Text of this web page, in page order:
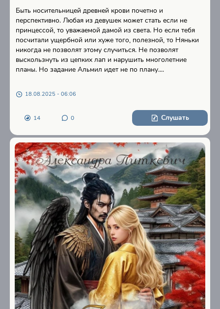
Быть носительницей древней крови почетно и
перспективно. Любая из девушек может стать если не
принцессой, то уважаемой дамой из света. Но если тебя
посчитали ущербной или хуже того, полезной, то Няньки
никогда не позволят этому случиться. Не позволят
выскользнуть из цепких лап и нарушить многолетние
планы. Но задание Альмил идет не по плану....
18.08.2025 - 06:06
14 0 Слушать